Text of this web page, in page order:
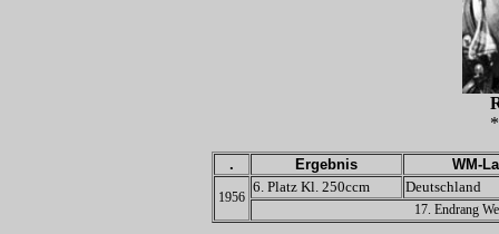
. Ergebnis WM-
1956
6. Platz Kl. 250ccm Deutschland
17. Endrang